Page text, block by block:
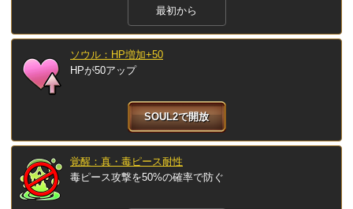
最初から
ソウル：HP増加+50
HPが50アップ
SOUL2で開放
覚醒：真・毒ピース耐性
毒ピース攻撃を50%の確率で防ぐ